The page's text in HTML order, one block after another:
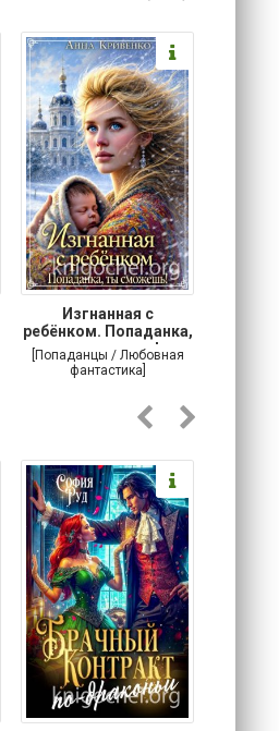
Изгнанная с
ребёнком. Попаданка,
ты сможешь!
[Попаданцы / Любовная
фантастика]